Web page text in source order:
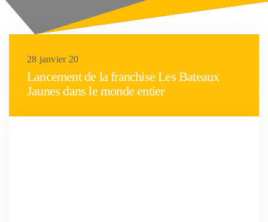
28 janvier 20
Lancement de la franchise Les Bateaux
Jaunes dans le monde entier